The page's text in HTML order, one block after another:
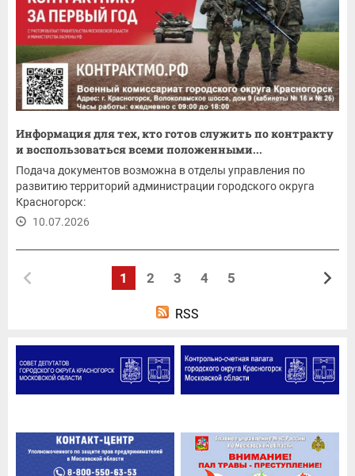
Информация для тех, кто готов служить по контракту
и воспользоваться всеми положенными...
Подача документов возможна в отделы управления по
развитию территорий администрации городского округа
Красногорск:
10.07.2026
1 2 3 4 5
RSS